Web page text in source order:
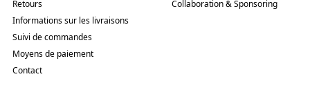
Retours
Informations sur les livraisons
Suivi de commandes
Moyens de paiement
Contact
Collaboration & Sponsoring